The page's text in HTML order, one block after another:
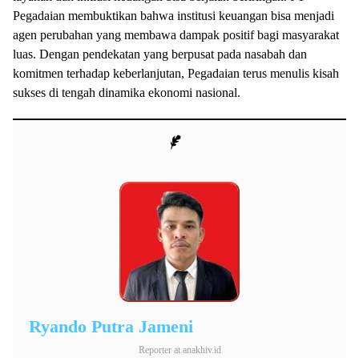
Pegadaian membuktikan bahwa institusi keuangan bisa menjadi
agen perubahan yang membawa dampak positif bagi masyarakat
luas. Dengan pendekatan yang berpusat pada nasabah dan
komitmen terhadap keberlanjutan, Pegadaian terus menulis kisah
sukses di tengah dinamika ekonomi nasional.
Ryando Putra Jameni
Reporter at anakhiv.id